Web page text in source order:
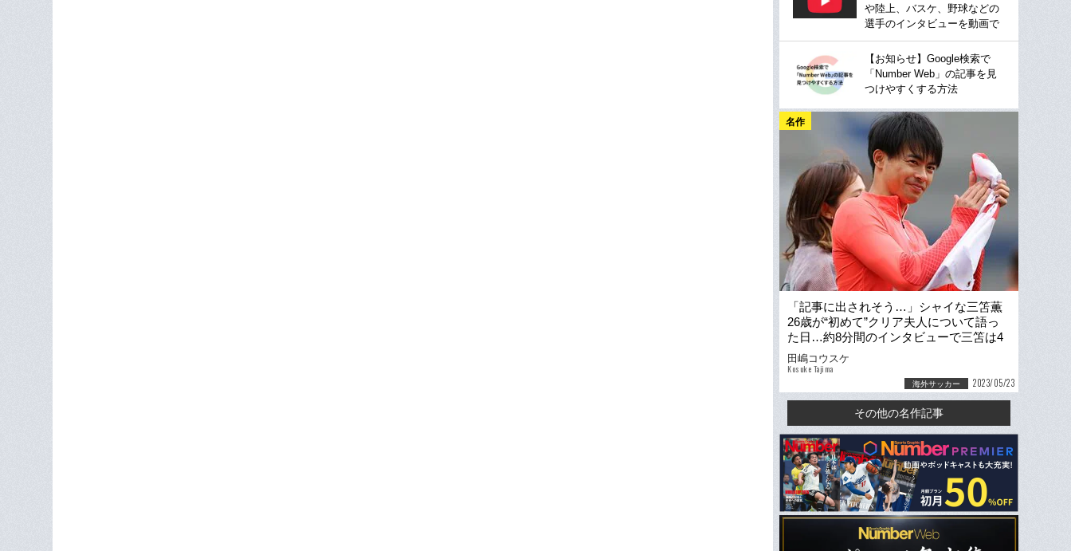
や陸上、バスケ、野球などの
選手のインタビューを動画で
【お知らせ】Google検索で
「Number Web」の記事を見
つけやすくする方法
名作
「記事に出されそう…」シャイな三笘薫
26歳が“初めて”クリア夫人について語っ
た日…約8分間のインタビューで三笘は4
回も現地記者を笑わせた
田嶋コウスケ
Kosuke Tajima
海外サッカー 2023/05/23
その他の名作記事